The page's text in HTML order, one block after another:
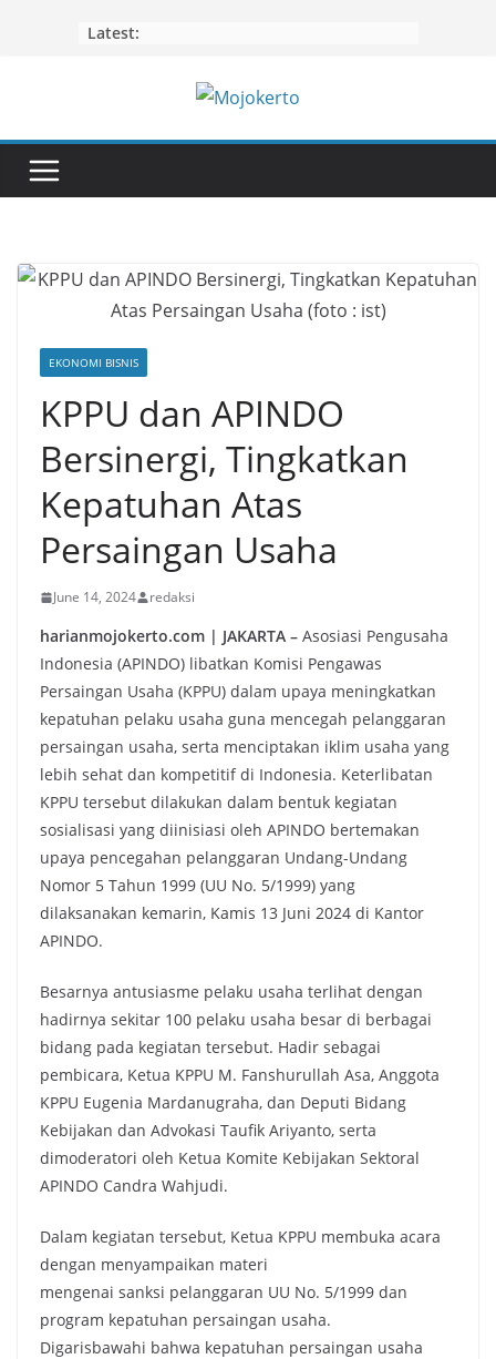
Latest:
EKONOMI BISNIS
KPPU dan APINDO
Bersinergi, Tingkatkan
Kepatuhan Atas
Persaingan Usaha
June 14, 2024 redaksi
harianmojokerto.com | JAKARTA – Asosiasi Pengusaha
Indonesia (APINDO) libatkan Komisi Pengawas
Persaingan Usaha (KPPU) dalam upaya meningkatkan
kepatuhan pelaku usaha guna mencegah pelanggaran
persaingan usaha, serta menciptakan iklim usaha yang
lebih sehat dan kompetitif di Indonesia. Keterlibatan
KPPU tersebut dilakukan dalam bentuk kegiatan
sosialisasi yang diinisiasi oleh APINDO bertemakan
upaya pencegahan pelanggaran Undang-Undang
Nomor 5 Tahun 1999 (UU No. 5/1999) yang
dilaksanakan kemarin, Kamis 13 Juni 2024 di Kantor
APINDO.
Besarnya antusiasme pelaku usaha terlihat dengan
hadirnya sekitar 100 pelaku usaha besar di berbagai
bidang pada kegiatan tersebut. Hadir sebagai
pembicara, Ketua KPPU M. Fanshurullah Asa, Anggota
KPPU Eugenia Mardanugraha, dan Deputi Bidang
Kebijakan dan Advokasi Taufik Ariyanto, serta
dimoderatori oleh Ketua Komite Kebijakan Sektoral
APINDO Candra Wahjudi.
Dalam kegiatan tersebut, Ketua KPPU membuka acara
dengan menyampaikan materi
mengenai sanksi pelanggaran UU No. 5/1999 dan
program kepatuhan persaingan usaha.
Digarisbawahi bahwa kepatuhan persaingan usaha